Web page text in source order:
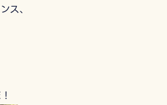
ス、